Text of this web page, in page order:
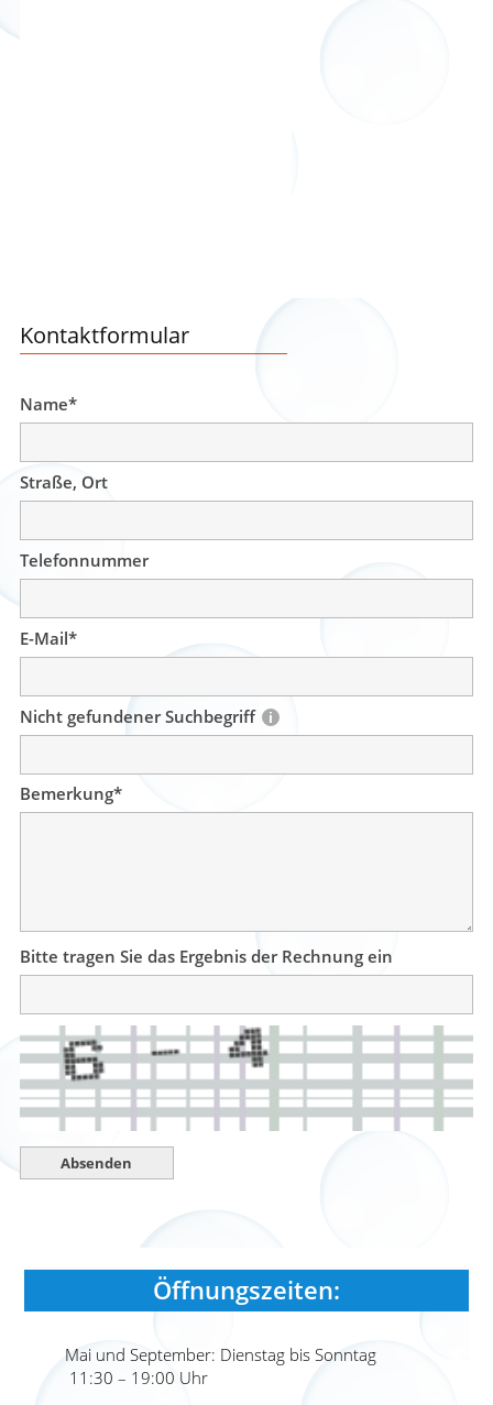
Kontaktformular
Name*
Straße, Ort
Telefonnummer
E-Mail*
Nicht gefundener Suchbegriff
Bemerkung*
Bitte tragen Sie das Ergebnis der Rechnung ein
Öffnungszeiten:
Mai und September: Dienstag bis Sonntag
11:30 – 19:00 Uhr